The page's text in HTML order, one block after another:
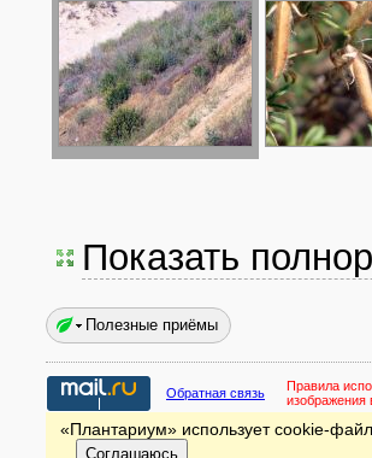
Показать
Полезные приёмы
Обратная связь Правила
«Плантариум» использует cookie-
Соглашаюсь